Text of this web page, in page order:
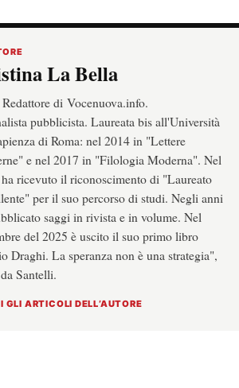
La Bella
di Vocenuova.info.
pubblicista. Laureata bis all'Università
di Roma: nel 2014 in "Lettere
e nel 2017 in "Filologia Moderna". Nel
ricevuto il riconoscimento di "Laureato
per il suo percorso di studi. Negli anni
saggi in rivista e in volume. Nel
del 2025 è uscito il suo primo libro
Draghi. La speranza non è una strategia",
Santelli.
GLI ARTICOLI DELL’AUTORE